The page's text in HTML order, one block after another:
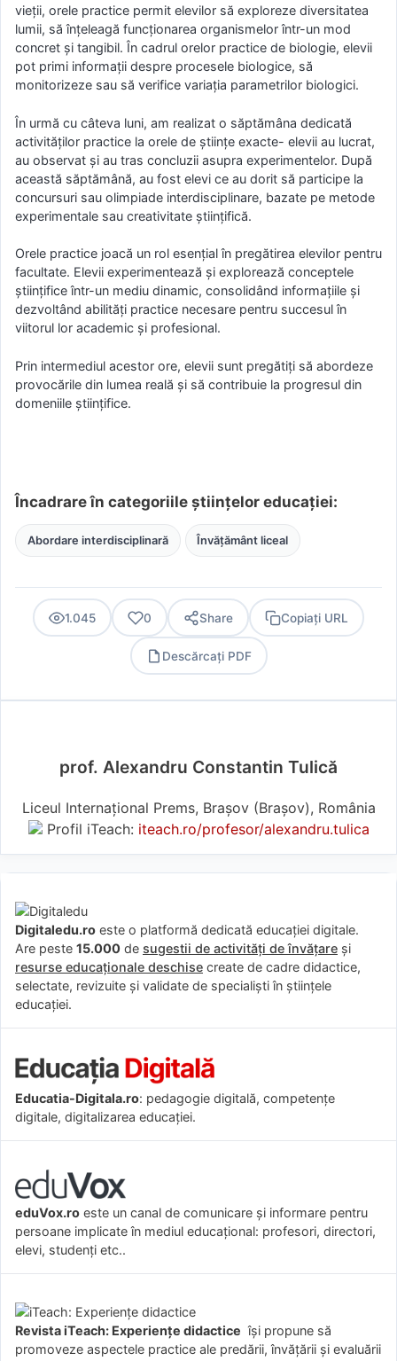
vieții, orele practice permit elevilor să exploreze diversitatea
lumii, să înțeleagă funcționarea organismelor într-un mod
concret și tangibil. În cadrul orelor practice de biologie, elevii
pot primi informații despre procesele biologice, să
monitorizeze sau să verifice variația parametrilor biologici.
În urmă cu câteva luni, am realizat o săptămâna dedicată
activităților practice la orele de științe exacte- elevii au lucrat,
au observat și au tras concluzii asupra experimentelor. După
această săptămână, au fost elevi ce au dorit să participe la
concursuri sau olimpiade interdisciplinare, bazate pe metode
experimentale sau creativitate științifică.
Orele practice joacă un rol esențial în pregătirea elevilor pentru
facultate. Elevii experimentează și explorează conceptele
științifice într-un mediu dinamic, consolidând informațiile și
dezvoltând abilități practice necesare pentru succesul în
viitorul lor academic și profesional.
Prin intermediul acestor ore, elevii sunt pregătiți să abordeze
provocările din lumea reală și să contribuie la progresul din
domeniile științifice.
Încadrare în categoriile științelor educației:
Abordare interdisciplinară Învățământ liceal
1.045 0 Share Copiați URL
Descărcați PDF
prof. Alexandru Constantin Tulică
Liceul Internațional Prems, Brașov (Braşov), România
Profil iTeach: iteach.ro/profesor/alexandru.tulica
Digitaledu.ro este o platformă dedicată educației digitale.
Are peste 15.000 de sugestii de activități de învățare și
resurse educaționale deschise create de cadre didactice,
selectate, revizuite și validate de specialiști în științele
educației.
Educatia-Digitala.ro: pedagogie digitală, competențe
digitale, digitalizarea educației.
eduVox.ro este un canal de comunicare și informare pentru
persoane implicate în mediul educațional: profesori, directori,
elevi, studenți etc..
Revista iTeach: Experienţe didactice îşi propune să
promoveze aspectele practice ale predării, învăţării şi evaluării